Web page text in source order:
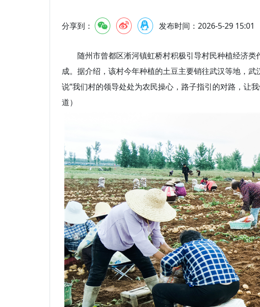
分享到： 发布时间：2026-5-29 15:01
随州市曾都区淅河镇虹桥村积极引导村民种植经济类
成。据介绍，该村今年种植的土豆主要销往武汉等地，
说”我们村的领导处处为农民操心，路子指引的对路，让
道）